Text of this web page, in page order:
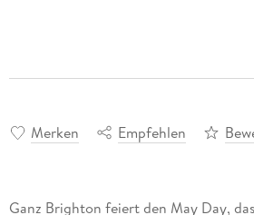
Merken Empfehlen
Ganz Brighton feiert den May Day,